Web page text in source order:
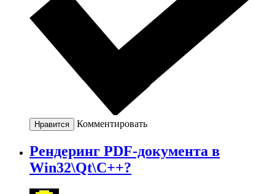
Нравится Комментировать
Рендеринг PDF-документа в
Win32\Qt\C++?